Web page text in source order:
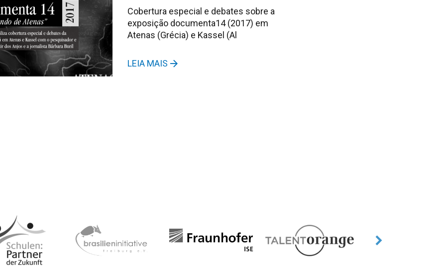
Cobertura especial e debates sobre a
exposição documenta14 (2017) em
Atenas (Grécia) e Kassel (Al
LEIA MAIS